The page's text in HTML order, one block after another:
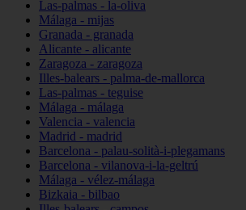
Las-palmas - la-oliva
Málaga - mijas
Granada - granada
Alicante - alicante
Zaragoza - zaragoza
Illes-balears - palma-de-mallorca
Las-palmas - teguise
Málaga - málaga
Valencia - valencia
Madrid - madrid
Barcelona - palau-solità-i-plegamans
Barcelona - vilanova-i-la-geltrú
Málaga - vélez-málaga
Bizkaia - bilbao